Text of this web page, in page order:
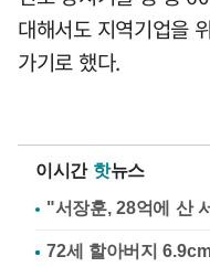
대해서도 지역기업을
가기로 했다.
이시간 핫뉴스
"서장훈, 28억에 산